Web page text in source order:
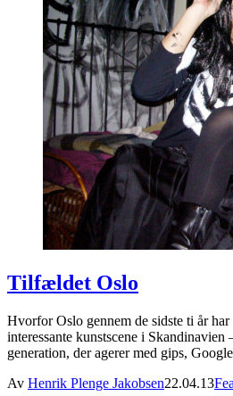
Tilfældet Oslo
Hvorfor Oslo gennem de sidste ti år
interessante kunstscene i Skandinavien
generation, der agerer med gips,
Av Henrik Plenge Jakobsen22.04.13